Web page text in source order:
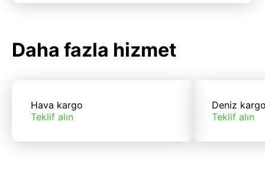
Daha fazla hizmet
Hava kargo
Teklif alın
Deniz
Teklif alın